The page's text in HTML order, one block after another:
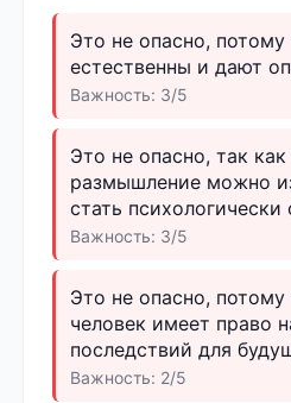
Это не опасно,
естественны и дают
Важность: 3/5
Это не опасно, так как
размышление можно
стать психологически
Важность: 3/5
Это не опасно,
человек имеет право
последствий для
Важность: 2/5